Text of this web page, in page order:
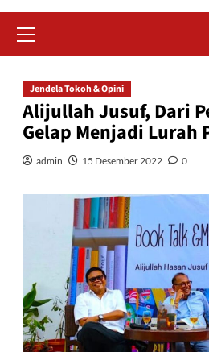
Jendela Tokoh & Opini
Alijullah Jusuf, Dari
Gelap Menjadi Lurah
admin 15 Desember 2022 0